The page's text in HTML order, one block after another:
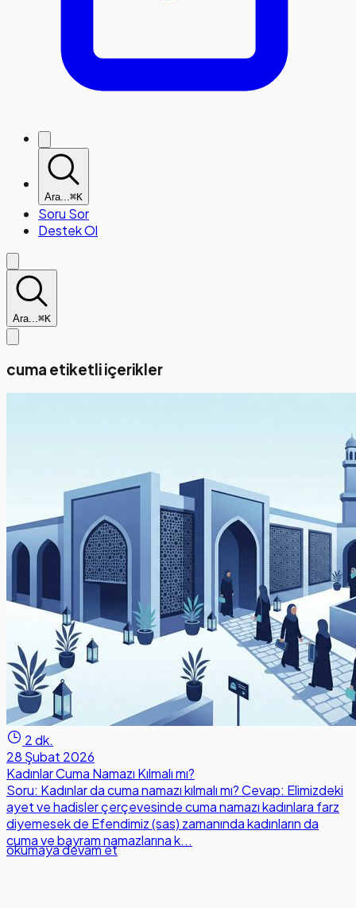
Ara...⌘K
Soru Sor
Destek Ol
Ara...⌘K
cuma etiketli içerikler
2 dk.
28 Şubat 2026
Kadınlar Cuma Namazı Kılmalı mı?
Soru: Kadınlar da cuma namazı kılmalı mı? Cevap: Elimizdeki
ayet ve hadisler çerçevesinde cuma namazı kadınlara farz
diyemesek de Efendimiz (sas) zamanında kadınların da
cuma ve bayram namazlarına k...
okumaya devam et